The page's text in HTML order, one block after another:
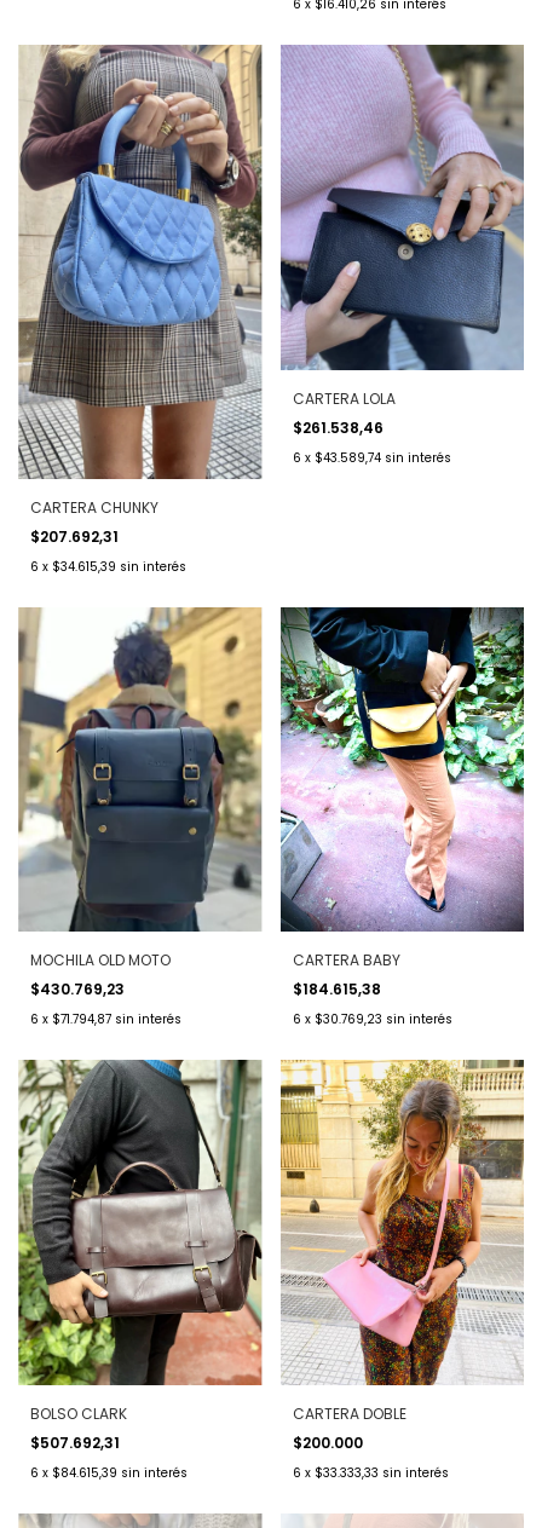
6 x $16.410,26 sin interés
CARTERA CHUNKY
$207.692,31
6 x $34.615,39 sin interés
CARTERA LOLA
$261.538,46
6 x $43.589,74 sin interés
MOCHILA OLD MOTO
$430.769,23
6 x $71.794,87 sin interés
CARTERA BABY
$184.615,38
6 x $30.769,23 sin interés
BOLSO CLARK
$507.692,31
6 x $84.615,39 sin interés
CARTERA DOBLE
$200.000
6 x $33.333,33 sin interés